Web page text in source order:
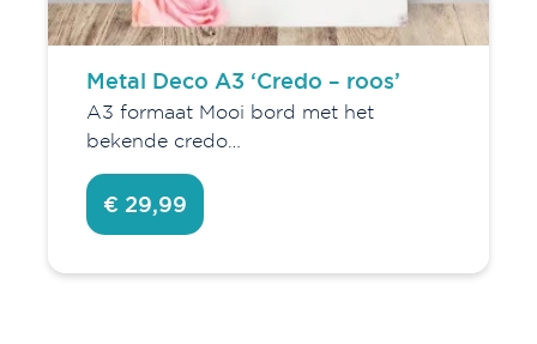
Metal Deco A3 ‘Credo – roos’
A3 formaat Mooi bord met het
bekende credo…
€ 29,99